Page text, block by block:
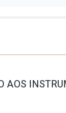
AOS